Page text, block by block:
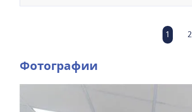
1 2
Фотографии